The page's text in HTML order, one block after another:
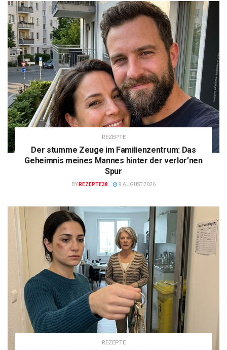
REZEPTE
Der stumme Zeuge im Familienzentrum: Das
Geheimnis meines Mannes hinter der verlor’nen
Spur
BY REZEPTE38 9 AUGUST 2026
REZEPTE